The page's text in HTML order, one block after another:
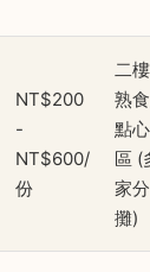
NT$200
-
NT$600/
份
二樓
熟
點心
區 (
家分
攤)